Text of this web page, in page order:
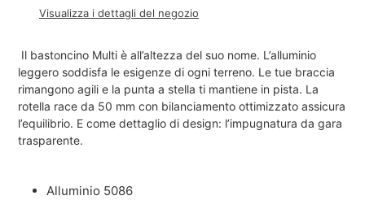
prodotto
Visualizza i dettagli del negozio
Il bastoncino Multi è all’altezza del suo nome. L’alluminio
leggero soddisfa le esigenze di ogni terreno. Le tue braccia
rimangono agili e la punta a stella ti mantiene in pista. La
rotella race da 50 mm con bilanciamento ottimizzato assicura
l’equilibrio. E come dettaglio di design: l’impugnatura da gara
trasparente.
Alluminio 5086